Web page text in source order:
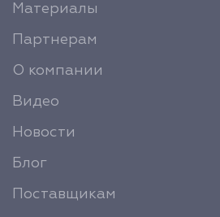
Материалы
Партнерам
О компании
Видео
Новости
Блог
Поставщикам